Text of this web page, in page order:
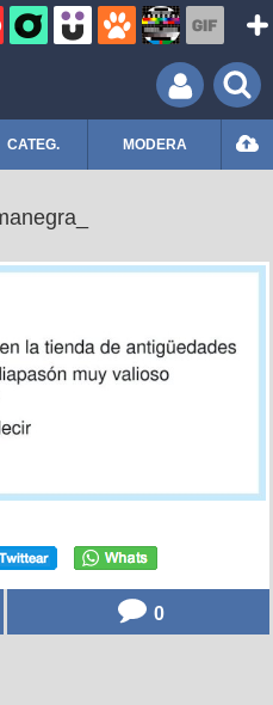
CATEG. MODERA
0